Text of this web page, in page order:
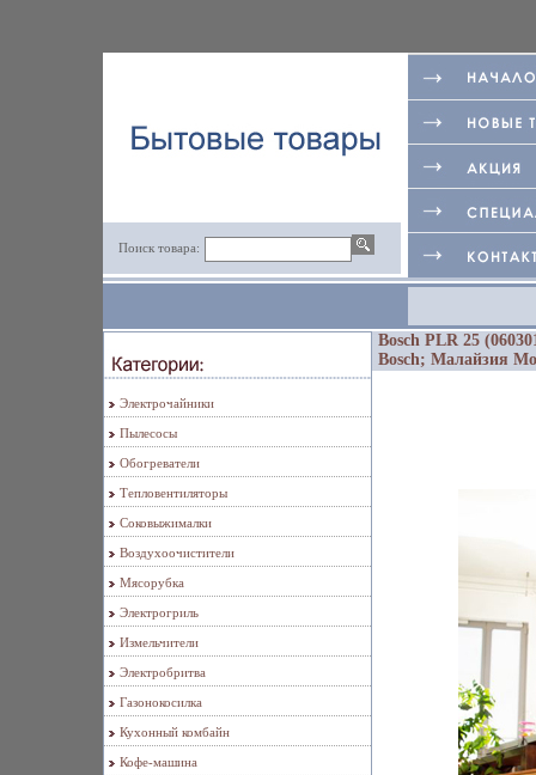
Поиск товара:
Электрочайники
Пылесосы
Обогреватели
Тепловентиляторы
Соковыжималки
Воздухоочистители
Мясорубка
Электрогриль
Измельчители
Электробритва
Газонокосилка
Кухонный комбайн
Кофе-машина
Bosch PLR 25
Bosch; Малайзия